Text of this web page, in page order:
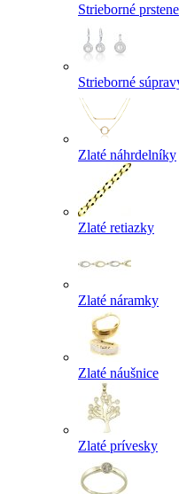
Strieborné prstene
Strieborné
Zlaté náhrdelníky
Zlaté retiazky
Zlaté náramky
Zlaté náušnice
Zlaté prívesky